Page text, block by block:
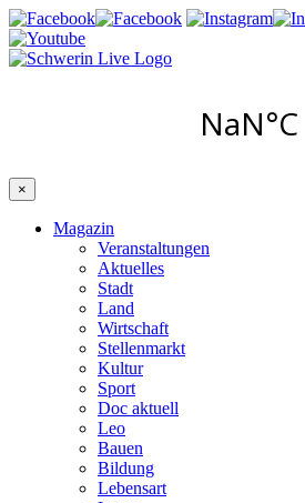
×
Magazin
Veranstaltungen
Aktuelles
Stadt
Land
Wirtschaft
Stellenmarkt
Kultur
Sport
Doc aktuell
Leo
Bauen
Bildung
Lebensart